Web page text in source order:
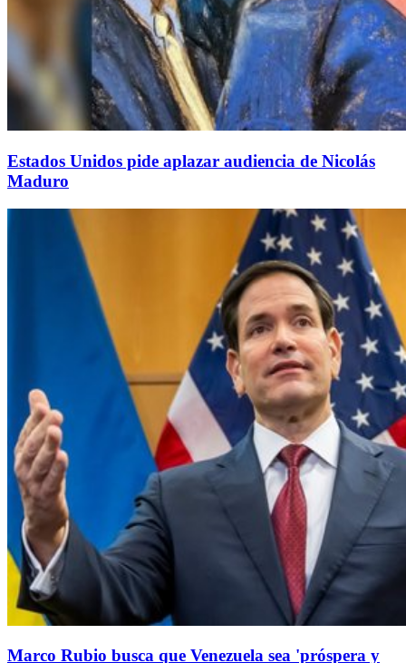
Estados Unidos pide aplazar audiencia de Nicolás
Maduro
Marco Rubio busca que Venezuela sea 'próspera y